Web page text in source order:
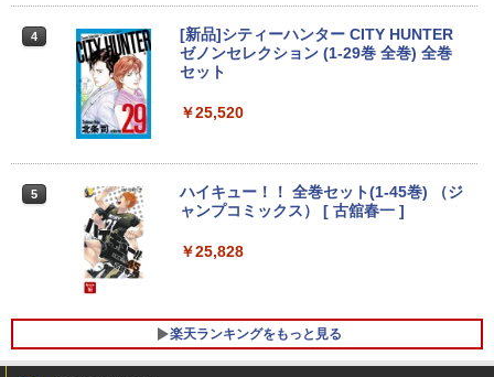
￥1,964
Xiaomi シャオミ REDMI Buds 8 Lite ワイヤ
リング ANC 36時間再生
￥250
ベルレス 650mlPET×24本
￥2,009
￥810
12.5型 WEBカメラ Windows11 搭載 モ
バイル PC メモリ 4GB ストレージ 128G
B コスパ抜群 本体 WIFI Bluetooth USB
3.0 パソコン 中古PC 中古ノートパソコ
ン
￥12,999
4
【マラソンセール期間中ポイント5倍】中
古ノートパソコン 第8世代 Core i5 Wind
ows11 メモリ8GB SSD240GB 15.6イン
チ 大画面 Webカメラ ZOOM対応 DVDマ
￥21,980
4
NEC MRM29/L-5 PC-MRM29LZ6ACS5
Core i5-9400 2.9GHz 8GB 256GB(新品
SSD) DisplayPort x2/アナログRGB出力
古】【20260325】
ン】 【3年保証】HP PRODESK 400 G6
パソコン デスクトップパソコン デスクト
ップ PC OFFICE付き
イ ディスプレイポート HDMI VGA VESA
準拠 PS4 switch 対応 スイッチ 【中古】
￥6,600
EVICIV156 -コンディションランク【B】
（商品 No.57-0）
100Hz HDMI×2 ブルーライト低減 VESA
対応 24MS500-B フルハイビジョン ディ
スプレイ モニター LGエレクトロニクス
4
[新品]シティーハンター CITY HUNTER
ゼノンセレクション (1-29巻 全巻) 全巻
セット
￥25,520
5
ハイキュー！！ 全巻セット(1-45巻) （ジ
ャンプコミックス） [ 古舘春一 ]
￥25,828
楽天ランキングをもっと見る